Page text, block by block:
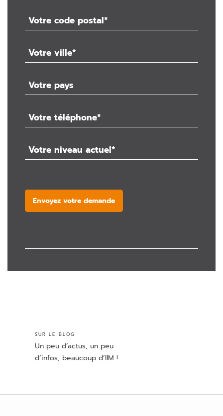
Envoyez votre demande
SUR LE BLOG
Un peu d’actus, un peu
d’infos, beaucoup d’IIM !